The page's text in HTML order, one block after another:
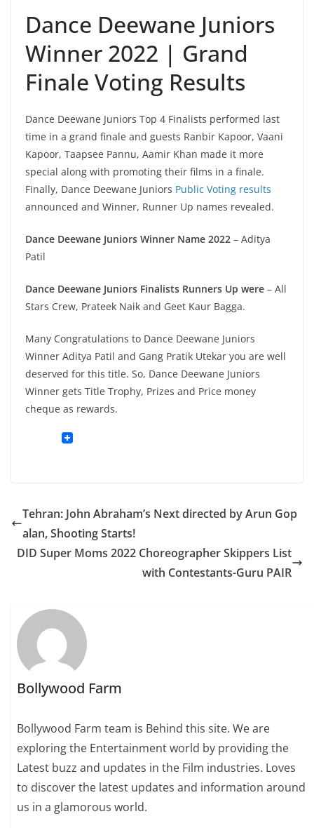
Dance Deewane Juniors
Winner 2022 | Grand
Finale Voting Results
Dance Deewane Juniors Top 4 Finalists performed last
time in a grand finale and guests Ranbir Kapoor, Vaani
Kapoor, Taapsee Pannu, Aamir Khan made it more
special along with promoting their films in a finale.
Finally, Dance Deewane Juniors Public Voting results
announced and Winner, Runner Up names revealed.
Dance Deewane Juniors Winner Name 2022 – Aditya
Patil
Dance Deewane Juniors Finalists Runners Up were – All
Stars Crew, Prateek Naik and Geet Kaur Bagga.
Many Congratulations to Dance Deewane Juniors
Winner Aditya Patil and Gang Pratik Utekar you are well
deserved for this title. So, Dance Deewane Juniors
Winner gets Title Trophy, Prizes and Price money
cheque as rewards.
Tehran: John Abraham’s Next directed by Arun Gop
alan, Shooting Starts!
DID Super Moms 2022 Choreographer Skippers List
with Contestants-Guru PAIR
Bollywood Farm
Bollywood Farm team is Behind this site. We are
exploring the Entertainment world by providing the
Latest buzz and updates in the Film industries. Loves
to discover the latest updates and information around
us in a glamorous world.